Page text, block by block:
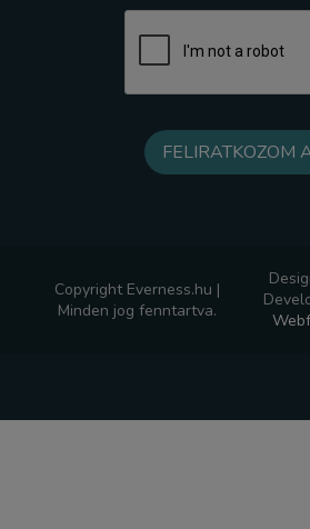
Copyright Everness.hu |
Minden jog fenntartva.